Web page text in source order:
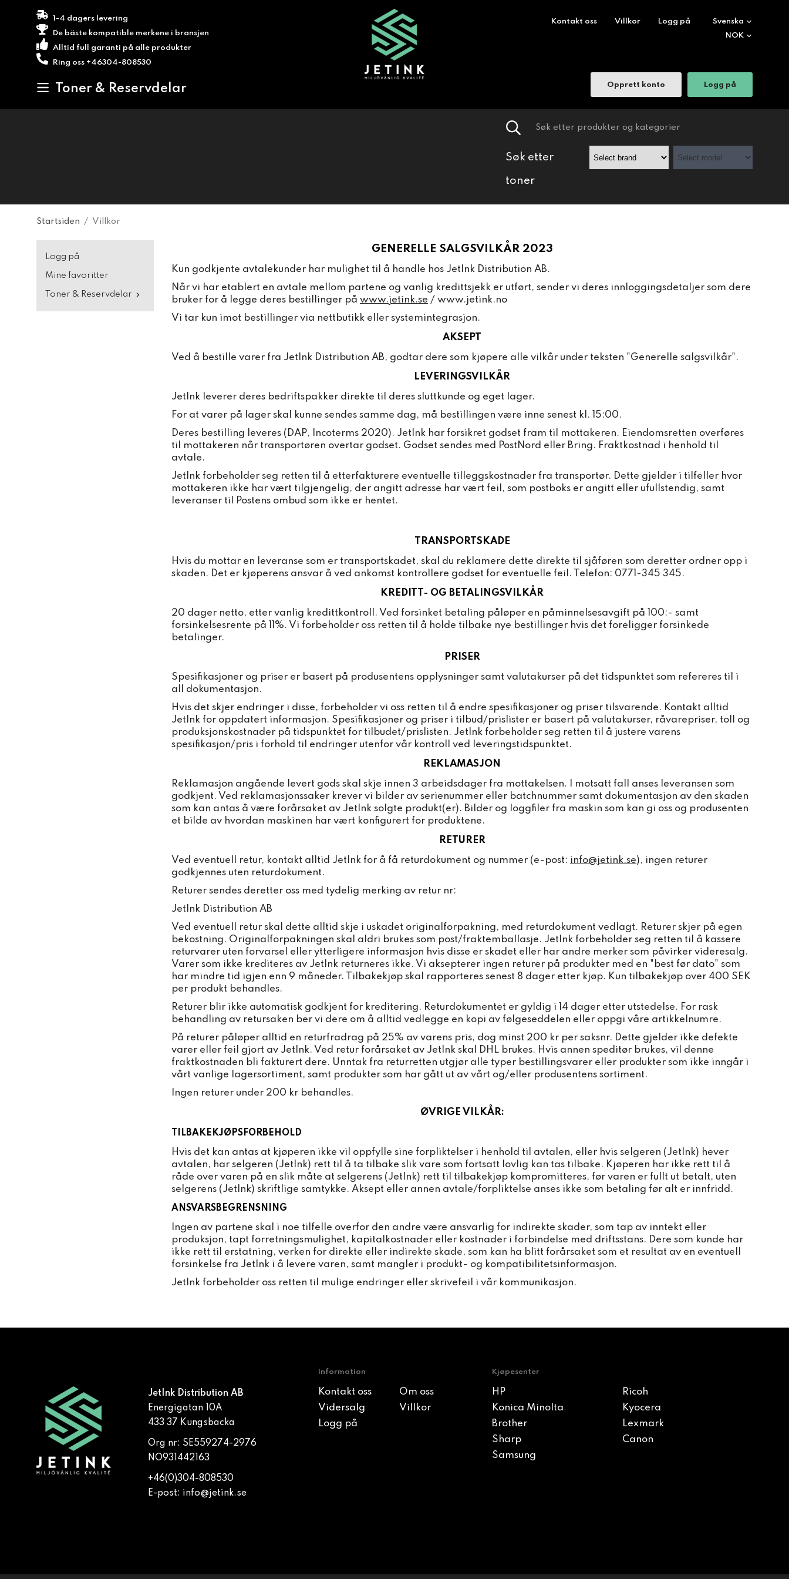
1-4 dagers levering
De bäste kompatible merkene i bransjen
Alltid full garanti på alle produkter
Ring oss +46304-808530
Toner & Reservdelar
Kontakt oss Villkor Logg på
Opprett konto Logg på
Søk etter
toner
Startsiden / Villkor
Logg på
Mine favoritter
Toner & Reservdelar
GENERELLE SALGSVILKÅR 2023
Kun godkjente avtalekunder har mulighet til å handle hos JetInk Distribution AB.
Når vi har etablert en avtale mellom partene og vanlig kredittsjekk er utført, sender vi deres innloggingsdetaljer som dere
bruker for å legge deres bestillinger på www.jetink.se / www.jetink.no
Vi tar kun imot bestillinger via nettbutikk eller systemintegrasjon.
AKSEPT
Ved å bestille varer fra JetInk Distribution AB, godtar dere som kjøpere alle vilkår under teksten "Generelle salgsvilkår".
LEVERINGSVILKÅR
JetInk leverer deres bedriftspakker direkte til deres sluttkunde og eget lager.
For at varer på lager skal kunne sendes samme dag, må bestillingen være inne senest kl. 15:00.
Deres bestilling leveres (DAP, Incoterms 2020). JetInk har forsikret godset fram til mottakeren. Eiendomsretten overføres
til mottakeren når transportøren overtar godset. Godset sendes med PostNord eller Bring. Fraktkostnad i henhold til
avtale.
JetInk forbeholder seg retten til å etterfakturere eventuelle tilleggskostnader fra transportør. Dette gjelder i tilfeller hvor
mottakeren ikke har vært tilgjengelig, der angitt adresse har vært feil, som postboks er angitt eller ufullstendig, samt
leveranser til Postens ombud som ikke er hentet.
TRANSPORTSKADE
Hvis du mottar en leveranse som er transportskadet, skal du reklamere dette direkte til sjåføren som deretter ordner opp i
skaden. Det er kjøperens ansvar å ved ankomst kontrollere godset for eventuelle feil. Telefon: 0771-345 345.
KREDITT- OG BETALINGSVILKÅR
20 dager netto, etter vanlig kredittkontroll. Ved forsinket betaling påløper en påminnelsesavgift på 100:- samt
forsinkelsesrente på 11%. Vi forbeholder oss retten til å holde tilbake nye bestillinger hvis det foreligger forsinkede
betalinger.
PRISER
Spesifikasjoner og priser er basert på produsentens opplysninger samt valutakurser på det tidspunktet som refereres til i
all dokumentasjon.
Hvis det skjer endringer i disse, forbeholder vi oss retten til å endre spesifikasjoner og priser tilsvarende. Kontakt alltid
JetInk for oppdatert informasjon. Spesifikasjoner og priser i tilbud/prislister er basert på valutakurser, råvarepriser, toll og
produksjonskostnader på tidspunktet for tilbudet/prislisten. JetInk forbeholder seg retten til å justere varens
spesifikasjon/pris i forhold til endringer utenfor vår kontroll ved leveringstidspunktet.
REKLAMASJON
Reklamasjon angående levert gods skal skje innen 3 arbeidsdager fra mottakelsen. I motsatt fall anses leveransen som
godkjent. Ved reklamasjonssaker krever vi bilder av serienummer eller batchnummer samt dokumentasjon av den skaden
som kan antas å være forårsaket av JetInk solgte produkt(er). Bilder og loggfiler fra maskin som kan gi oss og produsenten
et bilde av hvordan maskinen har vært konfigurert for produktene.
RETURER
Ved eventuell retur, kontakt alltid JetInk for å få returdokument og nummer (e-post: info@jetink.se), ingen returer
godkjennes uten returdokument.
Returer sendes deretter oss med tydelig merking av retur nr:
JetInk Distribution AB
Ved eventuell retur skal dette alltid skje i uskadet originalforpakning, med returdokument vedlagt. Returer skjer på egen
bekostning. Originalforpakningen skal aldri brukes som post/fraktemballasje. JetInk forbeholder seg retten til å kassere
returvarer uten forvarsel eller ytterligere informasjon hvis disse er skadet eller har andre merker som påvirker videresalg.
Varer som ikke krediteres av JetInk returneres ikke. Vi aksepterer ingen returer på produkter med en "best før dato" som
har mindre tid igjen enn 9 måneder. Tilbakekjøp skal rapporteres senest 8 dager etter kjøp. Kun tilbakekjøp over 400 SEK
per produkt behandles.
Returer blir ikke automatisk godkjent for kreditering. Returdokumentet er gyldig i 14 dager etter utstedelse. For rask
behandling av retursaken ber vi dere om å alltid vedlegge en kopi av følgeseddelen eller oppgi våre artikkelnumre.
På returer påløper alltid en returfradrag på 25% av varens pris, dog minst 200 kr per saksnr. Dette gjelder ikke defekte
varer eller feil gjort av JetInk. Ved retur forårsaket av JetInk skal DHL brukes. Hvis annen speditør brukes, vil denne
fraktkostnaden bli fakturert dere. Unntak fra returretten utgjør alle typer bestillingsvarer eller produkter som ikke inngår i
vårt vanlige lagersortiment, samt produkter som har gått ut av vårt og/eller produsentens sortiment.
Ingen returer under 200 kr behandles.
ØVRIGE VILKÅR:
TILBAKEKJØPSFORBEHOLD
Hvis det kan antas at kjøperen ikke vil oppfylle sine forpliktelser i henhold til avtalen, eller hvis selgeren (JetInk) hever
avtalen, har selgeren (JetInk) rett til å ta tilbake slik vare som fortsatt lovlig kan tas tilbake. Kjøperen har ikke rett til å
råde over varen på en slik måte at selgerens (JetInk) rett til tilbakekjøp kompromitteres, før varen er fullt ut betalt, uten
selgerens (JetInk) skriftlige samtykke. Aksept eller annen avtale/forpliktelse anses ikke som betaling før alt er innfridd.
ANSVARSBEGRENSNING
Ingen av partene skal i noe tilfelle overfor den andre være ansvarlig for indirekte skader, som tap av inntekt eller
produksjon, tapt forretningsmulighet, kapitalkostnader eller kostnader i forbindelse med driftsstans. Dere som kunde har
ikke rett til erstatning, verken for direkte eller indirekte skade, som kan ha blitt forårsaket som et resultat av en eventuell
forsinkelse fra JetInk i å levere varen, samt mangler i produkt- og kompatibilitetsinformasjon.
JetInk forbeholder oss retten til mulige endringer eller skrivefeil i vår kommunikasjon.
JetInk Distribution AB
Energigatan 10A
433 37 Kungsbacka
Org nr: SE559274-2976
NO931442163
+46(0)304-808530
E-post: info@jetink.se
Information
Kontakt oss
Om oss
Vidersalg
Villkor
Logg på
Kjøpesenter
HP
Ricoh
Konica Minolta
Kyocera
Brother
Lexmark
Sharp
Canon
Samsung